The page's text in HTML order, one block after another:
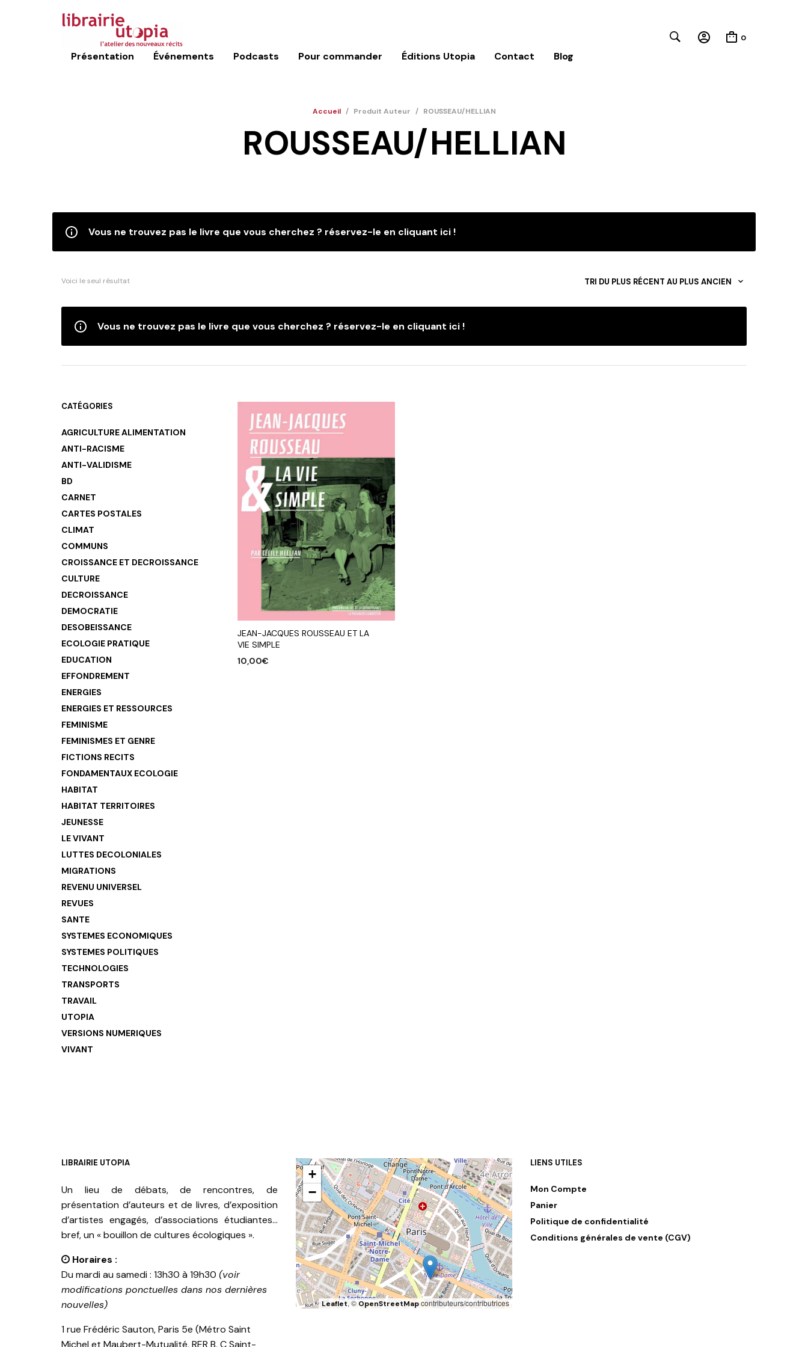
Présentation Événements Podcasts Pour commander Éditions Utopia Contact Blog
0
Accueil / Produit Auteur / ROUSSEAU/HELLIAN
ROUSSEAU/HELLIAN
Vous ne trouvez pas le livre que vous cherchez ? réservez-le en cliquant ici !
Voici le seul résultat TRI DU PLUS RÉCENT AU PLUS ANCIEN
Vous ne trouvez pas le livre que vous cherchez ? réservez-le en cliquant ici !
CATÉGORIES
AGRICULTURE ALIMENTATION
ANTI-RACISME
ANTI-VALIDISME
BD
CARNET
CARTES POSTALES
CLIMAT
COMMUNS
CROISSANCE ET DECROISSANCE
CULTURE
DECROISSANCE
DEMOCRATIE
DESOBEISSANCE
ECOLOGIE PRATIQUE
EDUCATION
EFFONDREMENT
ENERGIES
ENERGIES ET RESSOURCES
FEMINISME
FEMINISMES ET GENRE
FICTIONS RECITS
FONDAMENTAUX ECOLOGIE
HABITAT
HABITAT TERRITOIRES
JEUNESSE
LE VIVANT
LUTTES DECOLONIALES
MIGRATIONS
REVENU UNIVERSEL
REVUES
SANTE
SYSTEMES ECONOMIQUES
SYSTEMES POLITIQUES
TECHNOLOGIES
TRANSPORTS
TRAVAIL
UTOPIA
VERSIONS NUMERIQUES
VIVANT
JEAN-JACQUES ROUSSEAU ET LA
VIE SIMPLE
10,00€
LIBRAIRIE UTOPIA
Un lieu de débats, de rencontres, de
présentation d’auteurs et de livres, d’exposition
d’artistes engagés, d’associations étudiantes…
bref, un « bouillon de cultures écologiques ».
Horaires :
Du mardi au samedi : 13h30 à 19h30 (voir
modifications ponctuelles dans nos dernières
nouvelles)
1 rue Frédéric Sauton, Paris 5e (Métro Saint
+
−
Leaflet, ©OpenStreetMapcontributeurs/contributrices
LIENS UTILES
Mon Compte
Panier
Politique de confidentialité
Conditions générales de vente (CGV)